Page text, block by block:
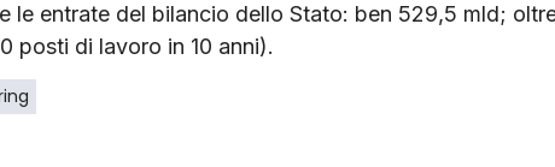
le entrate del bilancio dello Stato: ben 529,5 mld;
posti di lavoro in 10 anni).